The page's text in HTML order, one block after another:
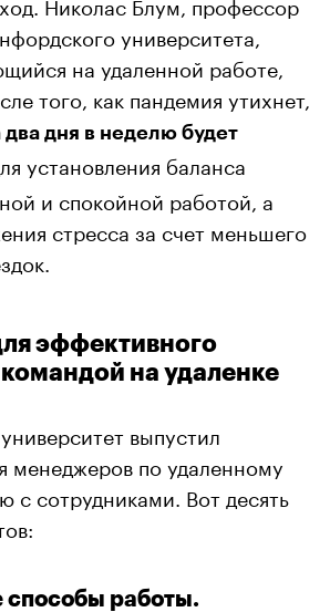
университета,
на удаленной работе,
того, как пандемия утихнет,
два дня в неделю будет
установления баланса
и спокойной работой, а
стресса за счет меньшего
эффективного
на удаленке
выпустил
менеджеров по удаленному
с сотрудниками. Вот десять
способы работы.